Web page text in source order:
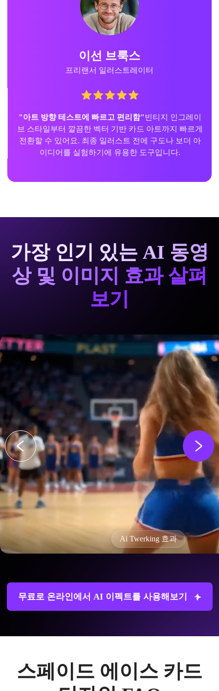
이선 브룩스
프리랜서 일러스트레이터
"아트 방향 테스트에 빠르고 편리함" 빈티지 인그레이
브 스타일부터 깔끔한 벡터 기반 카드 아트까지 빠르게
전환할 수 있어요. 최종 일러스트 전에 구도나 보더 아
이디어를 실험하기에 유용한 도구입니다.
가장 인기 있는 AI 동영
상 및 이미지 효과 살펴
보기
Ai Twerking 효과
무료로 온라인에서 AI 이펙트를 사용해보기
스페이드 에이스 카드